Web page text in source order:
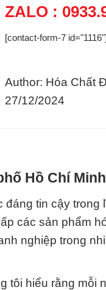
ZALO :
[contact-form-7 id="1116"]
Author: Hóa Chất
27/12/2024
Hồ Chí Minh
tin cậy
các sản phẩm
nghiệp trong
tôi hiểu rằng mỗi